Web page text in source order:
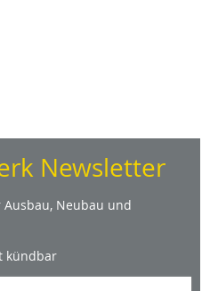
Newsletter
Neubau und
kündbar